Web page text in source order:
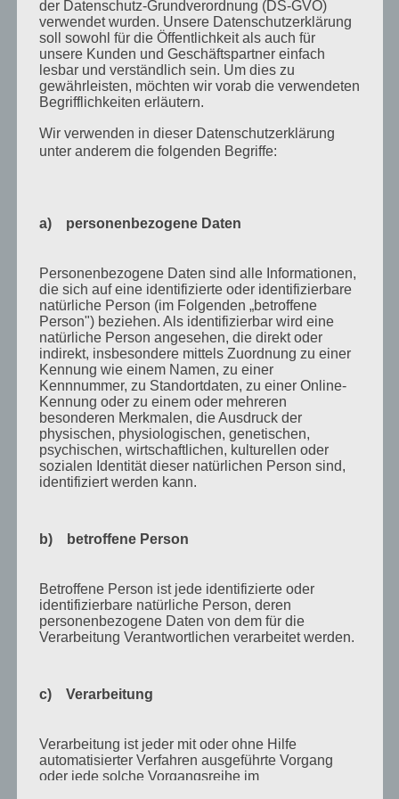
April 2013
März 2013
August 2012
Juli 2012
Juni 2012
April 2012
November 2011
September 2011
August 2011
Juli 2011
Juni 2011
Mai 2011
April 2011
März 2011
Februar 2011
Dezember 2010
Oktober 2010
September 2010
Juli 2010
Mai 2010
April 2010
der Datenschutz-Grundverordnung (DS-GVO)
verwendet wurden. Unsere Datenschutzerklärung
soll sowohl für die Öffentlichkeit als auch für
unsere Kunden und Geschäftspartner einfach
lesbar und verständlich sein. Um dies zu
gewährleisten, möchten wir vorab die verwendeten
Begrifflichkeiten erläutern.
Wir verwenden in dieser Datenschutzerklärung
unter anderem die folgenden Begriffe:
a) personenbezogene Daten
Personenbezogene Daten sind alle Informationen,
die sich auf eine identifizierte oder identifizierbare
natürliche Person (im Folgenden „betroffene
Person") beziehen. Als identifizierbar wird eine
natürliche Person angesehen, die direkt oder
indirekt, insbesondere mittels Zuordnung zu einer
Kennung wie einem Namen, zu einer
Kennnummer, zu Standortdaten, zu einer Online-
Kennung oder zu einem oder mehreren
besonderen Merkmalen, die Ausdruck der
physischen, physiologischen, genetischen,
psychischen, wirtschaftlichen, kulturellen oder
sozialen Identität dieser natürlichen Person sind,
identifiziert werden kann.
b) betroffene Person
Betroffene Person ist jede identifizierte oder
identifizierbare natürliche Person, deren
personenbezogene Daten von dem für die
Verarbeitung Verantwortlichen verarbeitet werden.
c) Verarbeitung
Verarbeitung ist jeder mit oder ohne Hilfe
automatisierter Verfahren ausgeführte Vorgang
oder jede solche Vorgangsreihe im